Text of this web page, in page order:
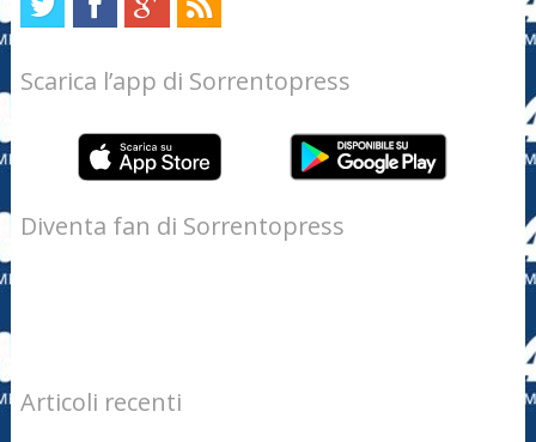
Scarica l’app di Sorrentopress
Diventa fan di Sorrentopress
Articoli recenti